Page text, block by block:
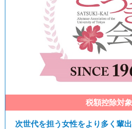
次世代を担う女性をより多く輩出